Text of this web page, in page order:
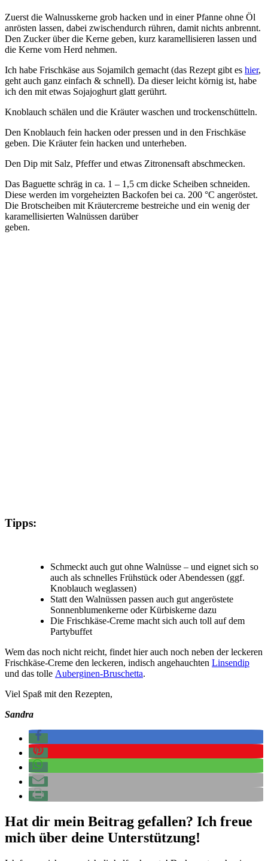
Zuerst die Walnusskerne grob hacken und in einer Pfanne ohne Öl
anrösten lassen, dabei zwischendurch rühren, damit nichts anbrennt.
Den Zucker über die Kerne geben, kurz karamellisieren lassen und
die Kerne vom Herd nehmen.
Ich habe Frischkäse aus Sojamilch gemacht (das Rezept gibt es hier,
geht auch ganz einfach & schnell). Da dieser leicht körnig ist, habe
ich den mit etwas Sojajoghurt glatt gerührt.
Knoblauch schälen und die Kräuter waschen und trockenschütteln.
Den Knoblauch fein hacken oder pressen und in den Frischkäse
geben. Die Kräuter fein hacken und unterheben.
Den Dip mit Salz, Pfeffer und etwas Zitronensaft abschmecken.
Das Baguette schräg in ca. 1 – 1,5 cm dicke Scheiben schneiden.
Diese werden im vorgeheizten Backofen bei ca. 200 °C angeröstet.
Die Brotscheiben mit Kräutercreme bestreiche und ein wenig der
karamellisierten Walnüssen darüber
geben.
Tipps:
Schmeckt auch gut ohne Walnüsse – und eignet sich so
auch als schnelles Frühstück oder Abendessen (ggf.
Knoblauch weglassen)
Statt den Walnüssen passen auch gut angeröstete
Sonnenblumenkerne oder Kürbiskerne dazu
Die Frischkäse-Creme macht sich auch toll auf dem
Partybuffet
Wem das noch nicht reicht, findet hier auch noch neben der leckeren
Frischkäse-Creme den leckeren, indisch angehauchten Linsendip
und das tolle Auberginen-Bruschetta.
Viel Spaß mit den Rezepten,
Sandra
Hat dir mein Beitrag gefallen? Ich freue
mich über deine Unterstützung!